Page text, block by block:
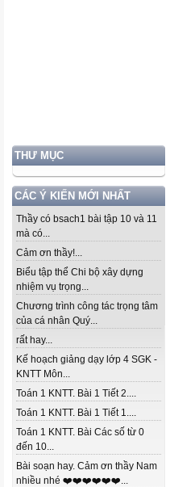
THƯ MỤC
CÁC Ý KIẾN MỚI NHẤT
Thầy có bsach1 bài tập 10 và 11
mà có...
Cảm ơn thầy!...
Biểu tập thể Chi bộ xây dựng
nhiệm vụ trọng...
Chương trình công tác trọng tâm
của cá nhân Quý...
rất hay...
Kế hoạch giảng dạy lớp 4 SGK -
KNTT Môn...
Toán 1 KNTT. Bài 1 Tiết 2....
Toán 1 KNTT. Bài 1 Tiết 1....
Toán 1 KNTT. Bài Các số từ 0
đến 10...
Bài soạn hay. Cảm ơn thầy Nam
nhiều nhé ❤️❤️❤️❤️❤️❤️...